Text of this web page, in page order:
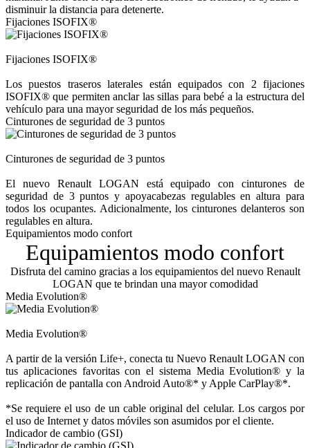
disminuir la distancia para detenerte.
Fijaciones ISOFIX®
Fijaciones ISOFIX®
Los puestos traseros laterales están equipados con 2 fijaciones
ISOFIX® que permiten anclar las sillas para bebé a la estructura del
vehículo para una mayor seguridad de los más pequeños.
Cinturones de seguridad de 3 puntos
Cinturones de seguridad de 3 puntos
El nuevo Renault LOGAN está equipado con cinturones de
seguridad de 3 puntos y apoyacabezas regulables en altura para
todos los ocupantes. Adicionalmente, los cinturones delanteros son
regulables en altura.
Equipamientos modo confort
Equipamientos modo confort
Disfruta del camino gracias a los equipamientos del nuevo Renault
LOGAN que te brindan una mayor comodidad
Media Evolution®
Media Evolution®
A partir de la versión Life+, conecta tu Nuevo Renault LOGAN con
tus aplicaciones favoritas con el sistema Media Evolution® y la
replicación de pantalla con Android Auto®* y Apple CarPlay®*.
*Se requiere el uso de un cable original del celular. Los cargos por
el uso de Internet y datos móviles son asumidos por el cliente.
Indicador de cambio (GSI)